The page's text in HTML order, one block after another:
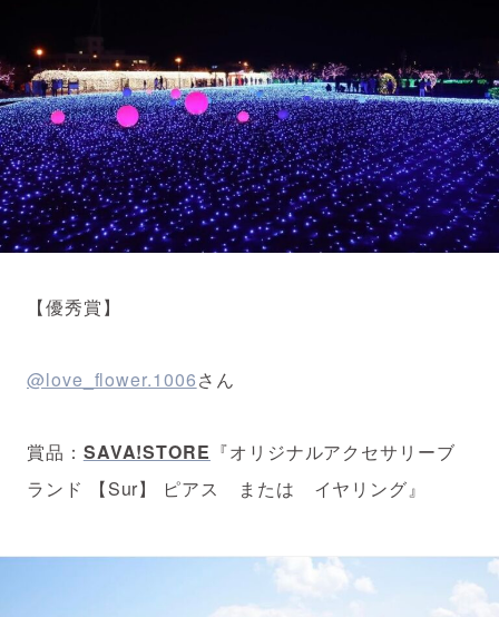
【優秀賞】
@love_flower.1006さん
賞品： SAVA!STORE 『オリジナルアクセサリーブ
ランド 【Sur】 ピアス または イヤリング』